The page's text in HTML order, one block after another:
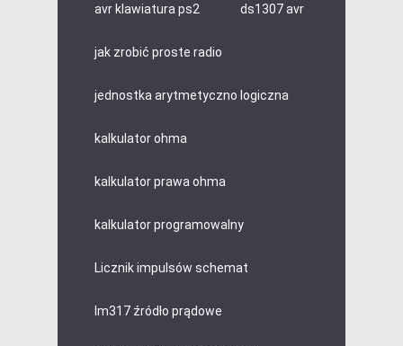
avr klawiatura ps2 ds1307 avr
jak zrobić proste radio
jednostka arytmetyczno logiczna
kalkulator ohma
kalkulator prawa ohma
kalkulator programowalny
Licznik impulsów schemat
lm317 źródło prądowe